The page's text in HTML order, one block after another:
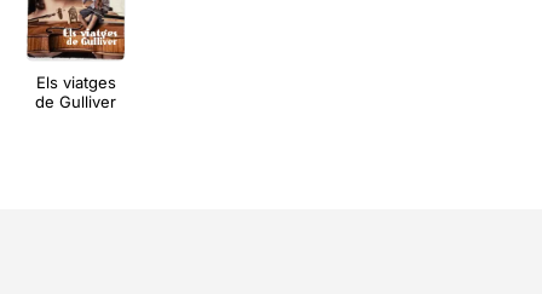
Els viatges
de Gulliver